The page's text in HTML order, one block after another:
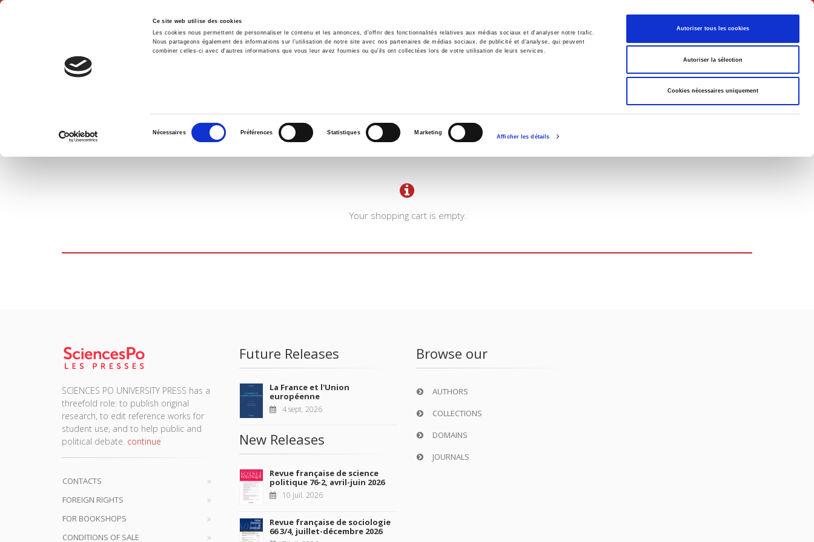
Ce site web utilise des cookies
Les cookies nous permettent de personnaliser le contenu et les annonces, d'offrir des fonctionnalités relatives aux médias sociaux et d'analyser notre trafic.
Nous partageons également des informations sur l'utilisation de notre site avec nos partenaires de médias sociaux, de publicité et d'analyse, qui peuvent
combiner celles-ci avec d'autres informations que vous leur avez fournies ou qu'ils ont collectées lors de votre utilisation de leurs services.
consentement
Nécessaires Préférences Statistiques Marketing
Afficher les détails
Autoriser tous les cookies
Autoriser la sélection
Cookies nécessaires uniquement
English
Home Environment History International Politics
SHOPPING CART
Your shopping cart is empty.
SCIENCES PO UNIVERSITY PRESS has a
threefold role: to publish original
research, to edit reference works for
student use, and to help public and
political debate. continue
CONTACTS
FOREIGN RIGHTS
FOR BOOKSHOPS
CONDITIONS OF SALE
Future Releases
La France et l'Union
européenne
4 sept. 2026
New Releases
Revue française de science
politique 76-2, avril-juin 2026
10 juil. 2026
Revue française de sociologie
66 3/4, juillet-décembre 2026
Browse our
AUTHORS
COLLECTIONS
DOMAINS
JOURNALS